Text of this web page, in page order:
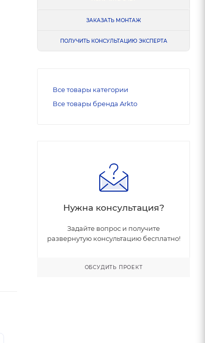
ЗАКАЗАТЬ МОНТАЖ
ПОЛУЧИТЬ КОНСУЛЬТАЦИЮ ЭКСПЕРТА
Все товары категории
Все товары бренда Arkto
Нужна консультация?
Задайте вопрос и получите
развернутую консультацию бесплатно!
ОБСУДИТЬ ПРОЕКТ